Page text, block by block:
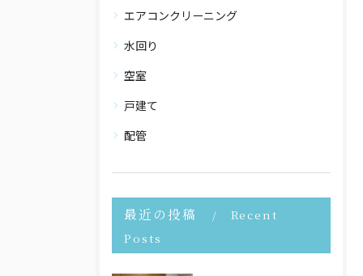
エアコンクリーニング
水回り
空室
戸建て
配管
最近の投稿
Recent
Posts